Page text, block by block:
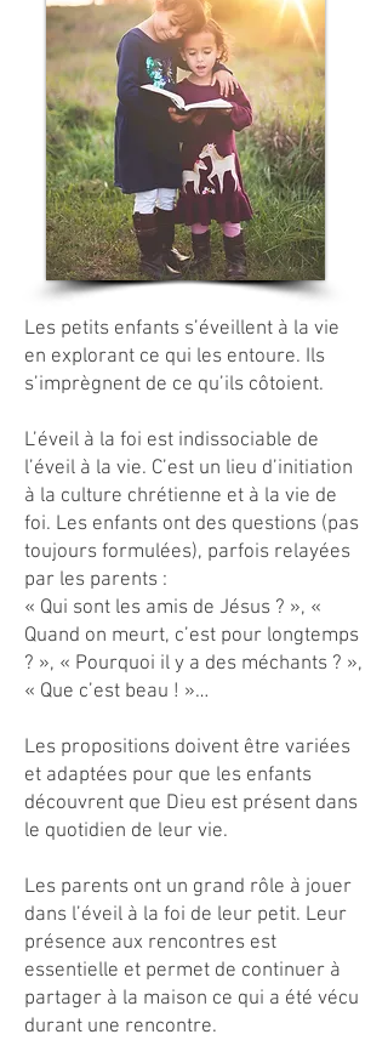
Les petits enfants s’éveillent à la vie
en explorant ce qui les entoure. Ils
s’imprègnent de ce qu’ils côtoient.
L’éveil à la foi est indissociable de
l’éveil à la vie. C’est un lieu d’initiation
à la culture chrétienne et à la vie de
foi. Les enfants ont des questions (pas
toujours formulées), parfois relayées
par les parents :
« Qui sont les amis de Jésus ? », «
Quand on meurt, c’est pour longtemps
? », « Pourquoi il y a des méchants ? »,
« Que c’est beau ! »…
Les propositions doivent être variées
et adaptées pour que les enfants
découvrent que Dieu est présent dans
le quotidien de leur vie.
Les parents ont un grand rôle à jouer
dans l’éveil à la foi de leur petit. Leur
présence aux rencontres est
essentielle et permet de continuer à
partager à la maison ce qui a été vécu
durant une rencontre.